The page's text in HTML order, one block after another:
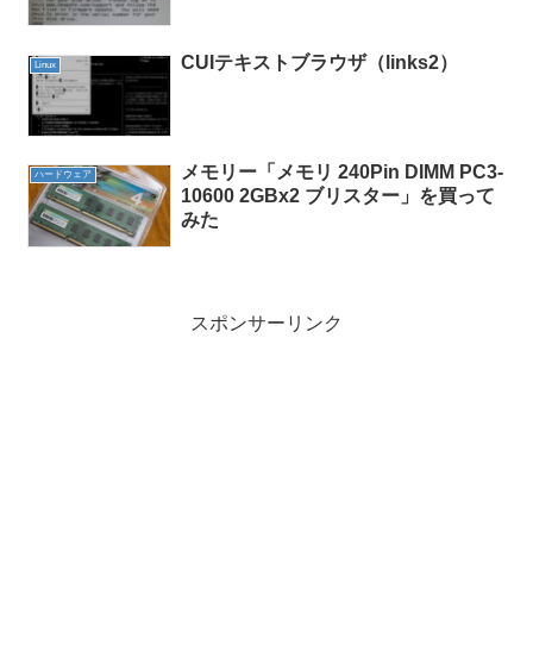
Linux CUIテキストブラウザ（links2）
ハードウェア
メモリー「メモリ 240Pin DIMM PC3-
10600 2GBx2 ブリスター」を買って
みた
スポンサーリンク